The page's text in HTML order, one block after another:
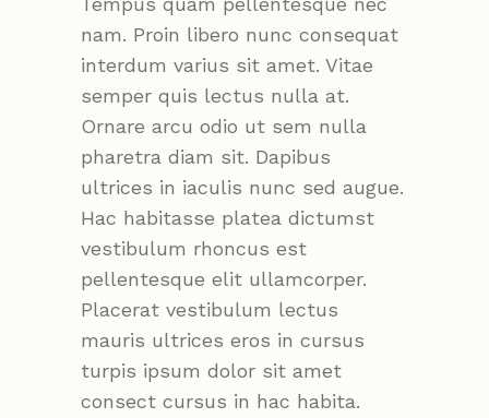
nam. Proin libero nunc consequat
interdum varius sit amet. Vitae
semper quis lectus nulla at.
Ornare arcu odio ut sem nulla
pharetra diam sit. Dapibus
ultrices in iaculis nunc sed augue.
Hac habitasse platea dictumst
vestibulum rhoncus est
pellentesque elit ullamcorper.
Placerat vestibulum lectus
mauris ultrices eros in cursus
turpis ipsum dolor sit amet
consect cursus in hac habita.